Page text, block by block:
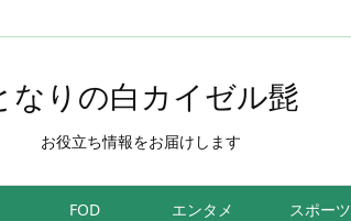
なりの白カイゼル髭
お役立ち情報をお届けします
FOD エンタメ スポーツ